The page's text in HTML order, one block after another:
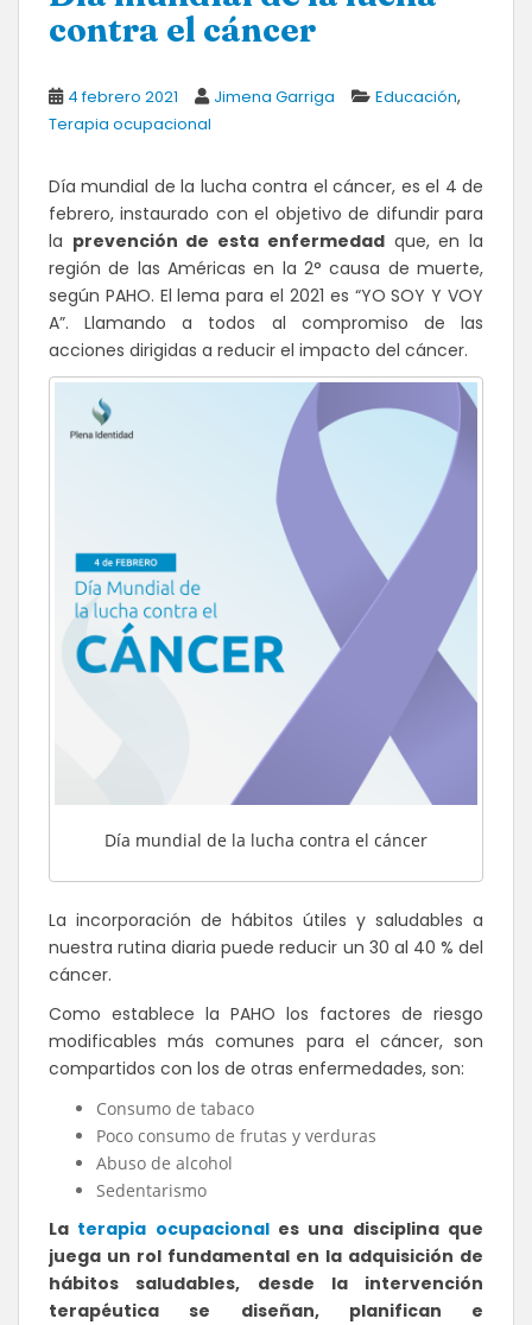
contra el cáncer
4 febrero 2021 Jimena Garriga Educación,
Terapia ocupacional
Día mundial de la lucha contra el cáncer, es el 4 de
febrero, instaurado con el objetivo de difundir para
la prevención de esta enfermedadque, en la
región de las Américas en la 2° causa de muerte,
según PAHO. El lema para el 2021 es “YO SOY Y VOY
A”. Llamando a todos al compromiso de las
acciones dirigidas a reducir el impacto del cáncer.
Día mundial de la lucha contra el cáncer
La incorporación de hábitos útiles y saludables a
nuestra rutina diaria puede reducir un 30 al 40 % del
cáncer.
Como establece la PAHO los factores de riesgo
modificables más comunes para el cáncer, son
compartidos con los de otras enfermedades, son:
Consumo de tabaco
Poco consumo de frutas y verduras
Abuso de alcohol
Sedentarismo
La terapia ocupacionales una disciplina que
juega un rol fundamental en la adquisición de
hábitos saludables, desde la intervención
terapéutica se diseñan, planifican e